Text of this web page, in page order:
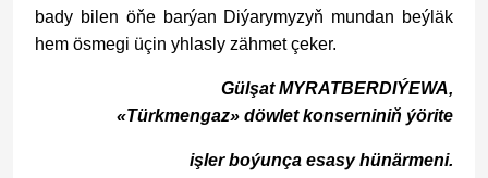
bady bilen öňe barýan Diýarymyzyň mundan beýläk
hem ösmegi üçin yhlasly zähmet çeker.
Gülşat MYRATBERDIÝEWA,
«Türkmengaz» döwlet konserniniň ýörite
işler boýunça esasy hünärmeni.